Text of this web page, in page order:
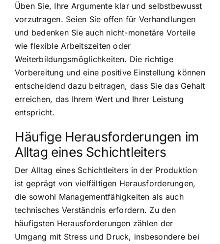
Üben Sie, Ihre Argumente klar und selbstbewusst
vorzutragen. Seien Sie offen für Verhandlungen
und bedenken Sie auch nicht-monetäre Vorteile
wie flexible Arbeitszeiten oder
Weiterbildungsmöglichkeiten. Die richtige
Vorbereitung und eine positive Einstellung können
entscheidend dazu beitragen, dass Sie das Gehalt
erreichen, das Ihrem Wert und Ihrer Leistung
entspricht.
Häufige Herausforderungen im
Alltag eines Schichtleiters
Der Alltag eines Schichtleiters in der Produktion
ist geprägt von vielfältigen Herausforderungen,
die sowohl Managementfähigkeiten als auch
technisches Verständnis erfordern. Zu den
häufigsten Herausforderungen zählen der
Umgang mit Stress und Druck, insbesondere bei